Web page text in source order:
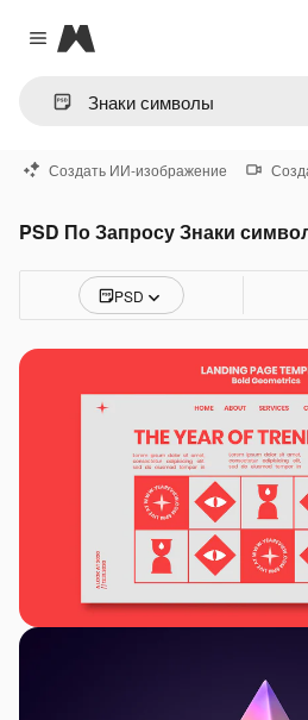
Close menu
Magnific
Создать ИИ-изображение
PSD По Запросу Знаки
PSD